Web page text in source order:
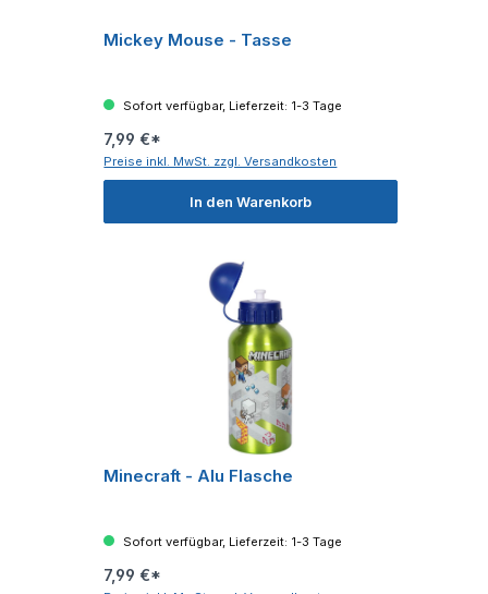
Mickey Mouse - Tasse
Sofort verfügbar, Lieferzeit: 1-3 Tage
7,99 €*
Preise inkl. MwSt. zzgl. Versandkosten
In den Warenkorb
Minecraft - Alu Flasche
Sofort verfügbar, Lieferzeit: 1-3 Tage
7,99 €*